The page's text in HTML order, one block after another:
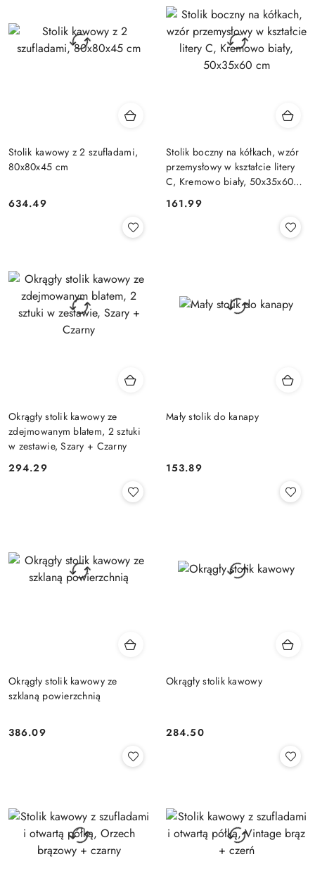
Stolik kawowy z 2 szufladami,
80x80x45 cm
Cena:
634.49
Stolik boczny na kółkach, wzór
przemysłowy w kształcie litery
C, Kremowo biały, 50x35x60
Cena:
161.99
Okrągły stolik kawowy ze
zdejmowanym blatem, 2 sztuki
w zestawie, Szary + Czarny
Cena:
294.29
Mały stolik do kanapy
Cena:
153.89
Okrągły stolik kawowy ze
szklaną powierzchnią
Cena:
386.09
Okrągły stolik kawowy
Cena:
284.50